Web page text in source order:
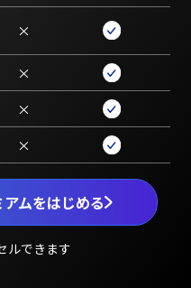
ムをはじめる
ルできます
×
×
×
×